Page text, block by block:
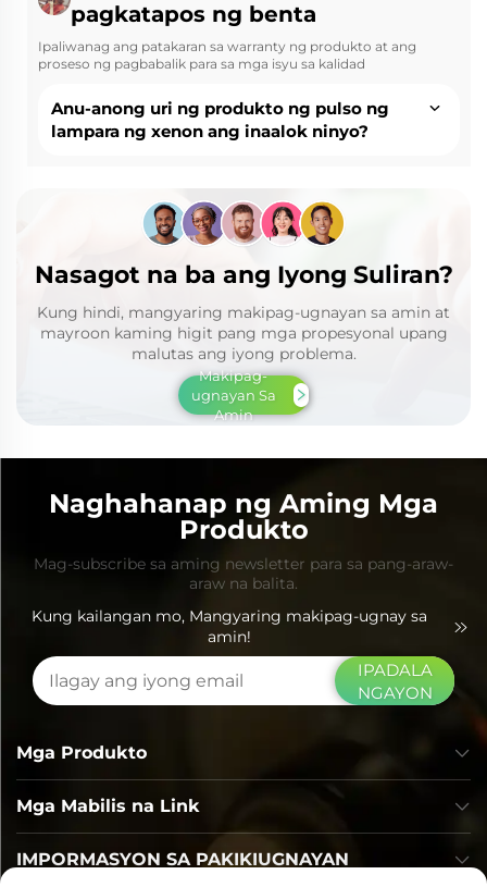
pagkatapos ng benta
Ipaliwanag ang patakaran sa warranty ng produkto at ang
proseso ng pagbabalik para sa mga isyu sa kalidad
Anu-anong uri ng produkto ng pulso ng
lampara ng xenon ang inaalok ninyo?
Nasagot na ba ang Iyong Suliran?
Kung hindi, mangyaring makipag-ugnayan sa amin at
mayroon kaming higit pang mga propesyonal upang
malutas ang iyong problema.
Makipag-
ugnayan Sa
Amin
Naghahanap ng Aming Mga
Produkto
Mag-subscribe sa aming newsletter para sa pang-araw-
araw na balita.
Kung kailangan mo, Mangyaring makipag-ugnay sa
amin!
IPADALA
NGAYON
Mga Mabilis na Link
Mga Produkto
IMPORMASYON SA PAKIKIUGNAYAN